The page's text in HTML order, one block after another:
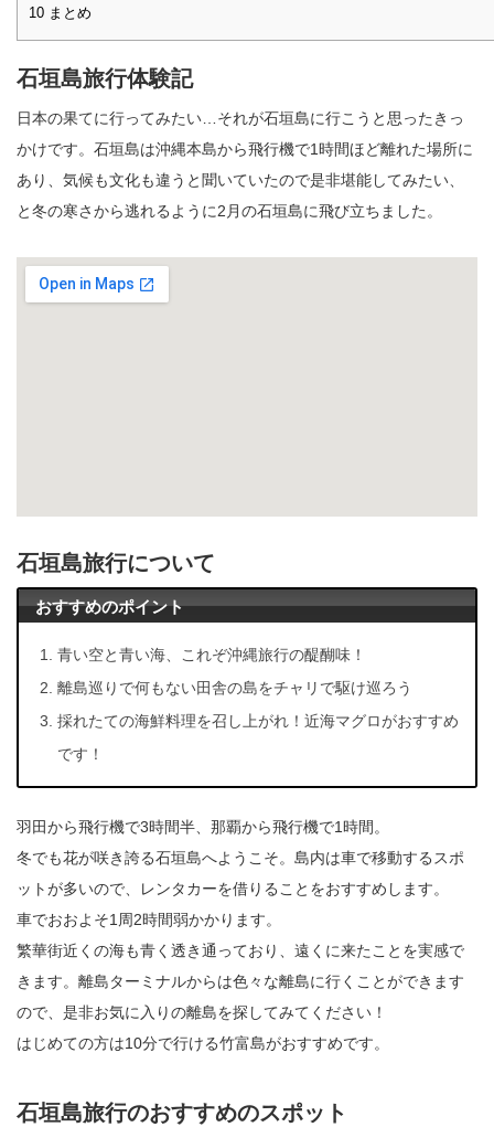
10 まとめ
石垣島旅行体験記
日本の果てに行ってみたい…それが石垣島に行こうと思ったきっ
かけです。石垣島は沖縄本島から飛行機で1時間ほど離れた場所に
あり、気候も文化も違うと聞いていたので是非堪能してみたい、
と冬の寒さから逃れるように2月の石垣島に飛び立ちました。
石垣島旅行について
おすすめのポイント
青い空と青い海、これぞ沖縄旅行の醍醐味！
離島巡りで何もない田舎の島をチャリで駆け巡ろう
採れたての海鮮料理を召し上がれ！近海マグロがおすすめ
です！
羽田から飛行機で3時間半、那覇から飛行機で1時間。
冬でも花が咲き誇る石垣島へようこそ。島内は車で移動するスポ
ットが多いので、レンタカーを借りることをおすすめします。
車でおおよそ1周2時間弱かかります。
繁華街近くの海も青く透き通っており、遠くに来たことを実感で
きます。離島ターミナルからは色々な離島に行くことができます
ので、是非お気に入りの離島を探してみてください！
はじめての方は10分で行ける竹富島がおすすめです。
石垣島旅行のおすすめのスポット